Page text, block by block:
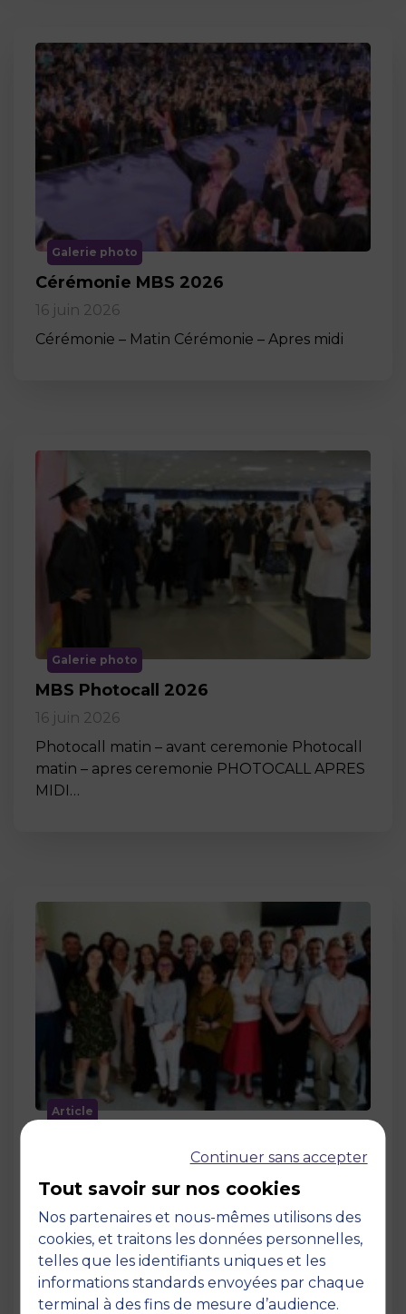
Galerie photo
Cérémonie MBS 2026
16 juin 2026
Cérémonie – Matin Cérémonie – Apres midi
Galerie photo
MBS Photocall 2026
16 juin 2026
Photocall matin – avant ceremonie Photocall
matin – apres ceremonie PHOTOCALL APRES
MIDI…
Article
de l’Économie Numérique 2026 : un
engagement au service de
l’innovation en occitanie
12 juin 2026
La semaine dernière, le campus de MBS
School of Business a ouvert ses portes aux
jurys des Trophées …
Continuer sans accepter
Tout savoir sur nos cookies
Nos partenaires et nous-mêmes utilisons des
cookies, et traitons les données personnelles,
telles que les identifiants uniques et les
informations standards envoyées par chaque
terminal à des fins de mesure d’audience.